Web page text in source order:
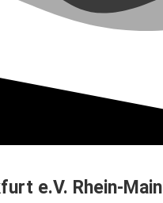
e.V. Rhein-Main